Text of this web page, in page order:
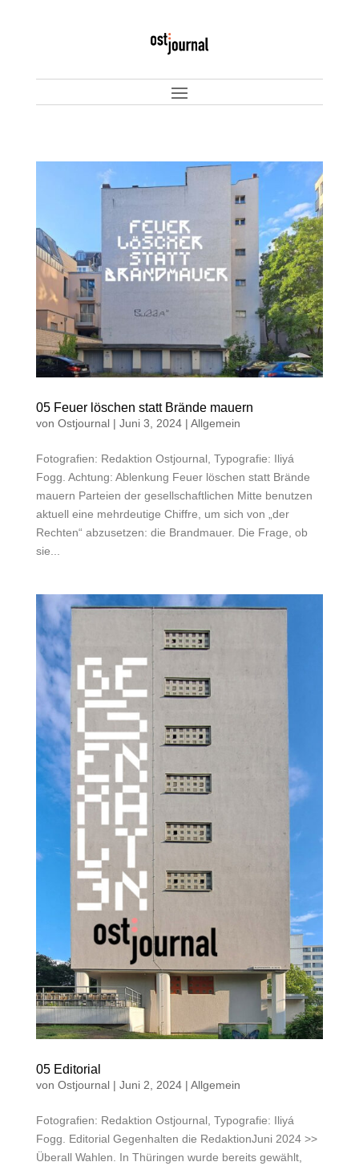
05 Feuer löschen statt Brände mauern
von Ostjournal| Juni 3, 2024| Allgemein
Fotografien: Redaktion Ostjournal, Typografie: Iliyá
Fogg. Achtung: Ablenkung Feuer löschen statt Brände
mauern Parteien der gesellschaftlichen Mitte benutzen
aktuell eine mehrdeutige Chiffre, um sich von „der
Rechten“ abzusetzen: die Brandmauer. Die Frage, ob
sie...
05 Editorial
von Ostjournal| Juni 2, 2024| Allgemein
Fotografien: Redaktion Ostjournal, Typografie: Iliyá
Fogg. Editorial Gegenhalten die RedaktionJuni 2024 >>
Überall Wahlen. In Thüringen wurde bereits gewählt,